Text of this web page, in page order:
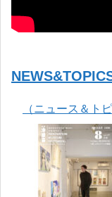
（ニュース＆ト